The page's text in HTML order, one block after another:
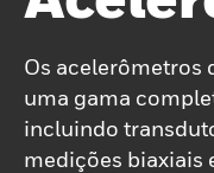
Os acelerômetros
uma gama
incluindo
medições biaxiais